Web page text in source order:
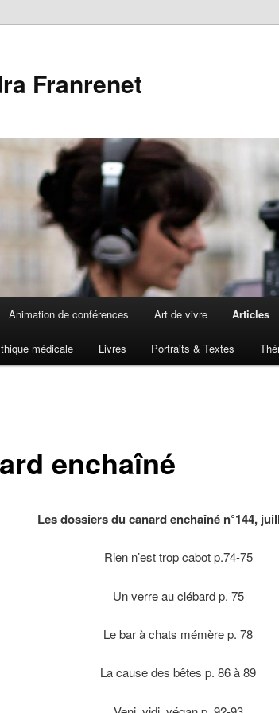
Franrenet
Animation de conférences Art de vivre Articles
médicale Livres Portraits & Textes
enchaîné
Les dossiers du canard enchaîné n°144,
Rien n’est trop cabot p.74-75
Un verre au clébard p. 75
Le bar à chats mémère p. 78
La cause des bêtes p. 86 à 89